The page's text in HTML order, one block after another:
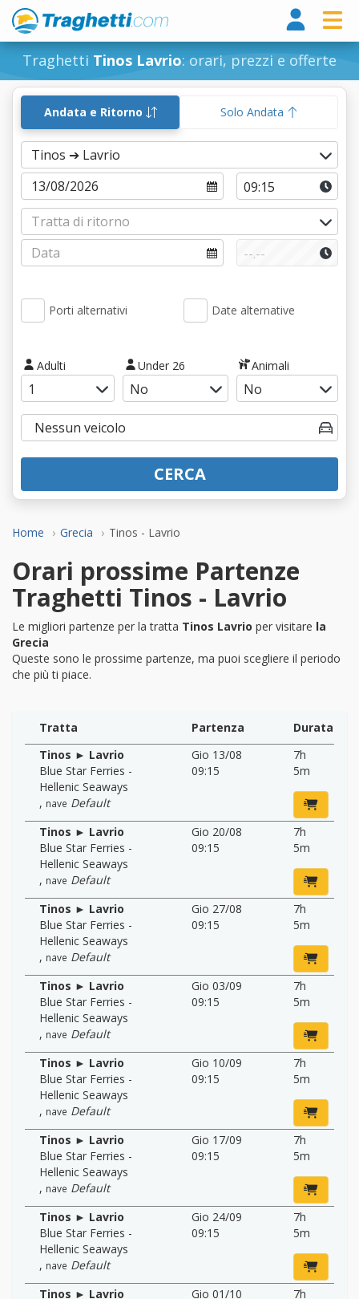
Traghetti Tinos Lavrio: orari, prezzi e offerte
Home Grecia Tinos - Lavrio
Andata e Ritorno Solo Andata
Porti alternativi Date alternative
Adulti Under 26 Animali
CERCA
Orari prossime Partenze
Traghetti Tinos - Lavrio
Le migliori partenze per la tratta Tinos Lavrio per visitare la
Grecia
Queste sono le prossime partenze, ma puoi scegliere il periodo
che più ti piace.
Tratta Partenza
Durata
Tinos ► Lavrio
Blue Star Ferries -
Hellenic Seaways
, nave Default
Gio 13/08
09:15
7h
5m
Tinos ► Lavrio
Blue Star Ferries -
Hellenic Seaways
, nave Default
Gio 20/08
09:15
7h
5m
Tinos ► Lavrio
Blue Star Ferries -
Hellenic Seaways
, nave Default
Gio 27/08
09:15
7h
5m
Tinos ► Lavrio
Blue Star Ferries -
Hellenic Seaways
, nave Default
Gio 03/09
09:15
7h
5m
Tinos ► Lavrio
Blue Star Ferries -
Hellenic Seaways
, nave Default
Gio 10/09
09:15
7h
5m
Tinos ► Lavrio
Blue Star Ferries -
Hellenic Seaways
, nave Default
Gio 17/09
09:15
7h
5m
Tinos ► Lavrio
Blue Star Ferries -
Hellenic Seaways
, nave Default
Gio 24/09
09:15
7h
5m
Tinos ► Lavrio
Gio 01/10
7h